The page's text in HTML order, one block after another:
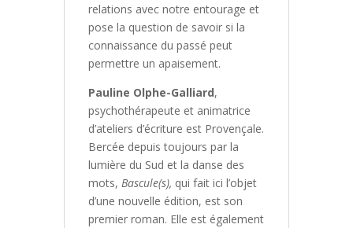
relations avec notre entourage et
pose la question de savoir si la
connaissance du passé peut
permettre un apaisement.
Pauline Olphe-Galliard,
psychothérapeute et animatrice
d’ateliers d’écriture est Provençale.
Bercée depuis toujours par la
lumière du Sud et la danse des
mots, Bascule(s), qui fait ici l’objet
d’une nouvelle édition, est son
premier roman. Elle est également